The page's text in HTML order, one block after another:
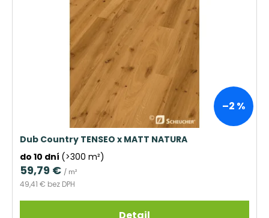
–2 %
Dub Country TENSEO x MATT NATURA
do 10 dní (>300 m²)
49,41 € bez DPH
59,79 € / m²